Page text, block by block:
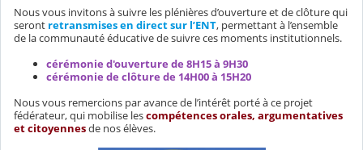
Nous vous invitons à suivre les plénières d’ouverture et de clôture qui
seront retransmises en direct sur l’ENT, permettant à l’ensemble
de la communauté éducative de suivre ces moments institutionnels.
cérémonie d'ouverture de 8H15 à 9H30
cérémonie de clôture de 14H00 à 15H20
Nous vous remercions par avance de l’intérêt porté à ce projet
fédérateur, qui mobilise lescompétences orales, argumentatives
et citoyennesde nos élèves.